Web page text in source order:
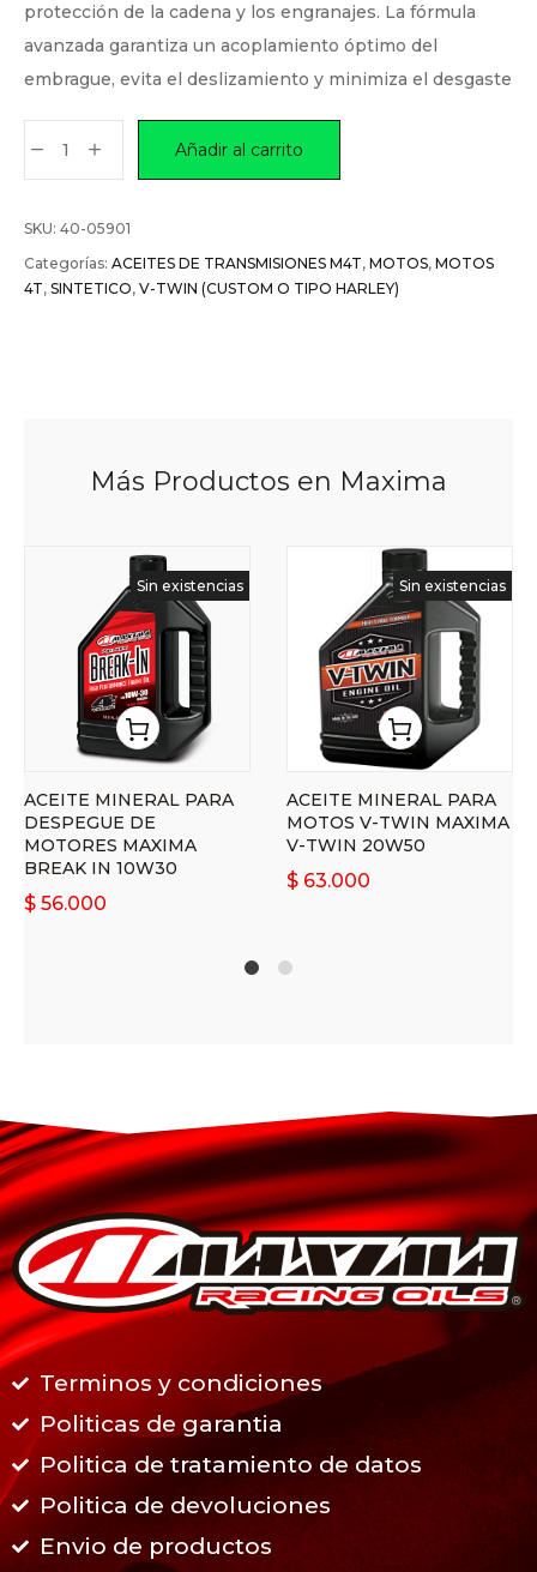
protección de la cadena y los engranajes. La fórmula
avanzada garantiza un acoplamiento óptimo del
embrague, evita el deslizamiento y minimiza el desgaste
Añadir al carrito
SKU: 40-05901
Categorías: ACEITES DE TRANSMISIONES M4T, MOTOS, MOTOS
4T, SINTETICO, V-TWIN (CUSTOM O TIPO HARLEY)
Más Productos en Maxima
Sin existencias
ACEITE MINERAL PARA
DESPEGUE DE
MOTORES MAXIMA
BREAK IN 10W30
$ 56.000
Sin existencias
ACEITE MINERAL PARA
MOTOS V-TWIN MAXIMA
V-TWIN 20W50
$ 63.000
Terminos y condiciones
Politicas de garantia
Politica de tratamiento de datos
Politica de devoluciones
Envio de productos